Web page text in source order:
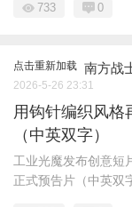
733 0
点击重新加载 南方战
2026-5-26 23:31
用钩针编织风格
（中英双字）
工业光魔发布创意短
正式预告片（中英双